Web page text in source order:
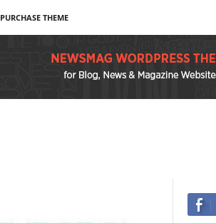
PURCHASE THEME